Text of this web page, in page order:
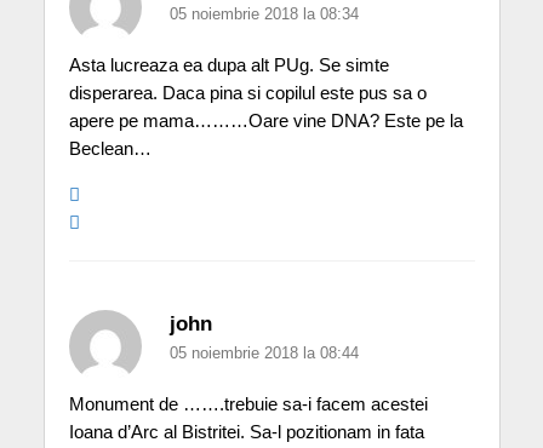
05 noiembrie 2018 la 08:34
Asta lucreaza ea dupa alt PUg. Se simte
disperarea. Daca pina si copilul este pus sa o
apere pe mama………Oare vine DNA? Este pe la
Beclean…
john
05 noiembrie 2018 la 08:44
Monument de …….trebuie sa-i facem acestei
Ioana d’Arc al Bistritei. Sa-l pozitionam in fata